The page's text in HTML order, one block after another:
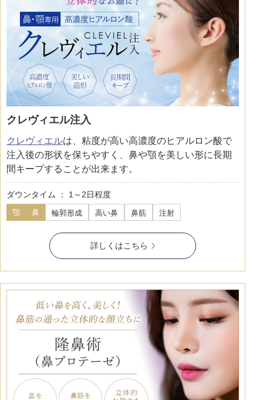
公式SNS
安形省吾 医師
クレヴィエル注入
クレヴィエルは、粘度が高い高濃度のヒアルロン酸で
注入後の形状を保ちやすく、鼻や顎を美しい形に長期
間キープすることが出来ます。
ダウンタイム ： 1～2日程度
顎 鼻 輪郭形成 高い鼻 鼻筋 注射
詳しくはこちら